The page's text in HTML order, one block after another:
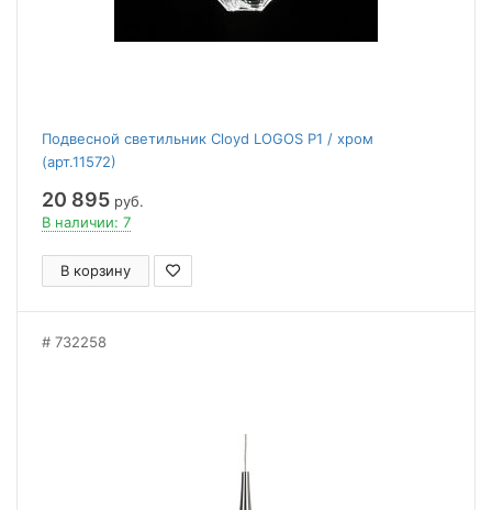
Подвесной светильник Cloyd LOGOS P1 / хром
(арт.11572)
20 895 руб.
В наличии: 7
В корзину
732258